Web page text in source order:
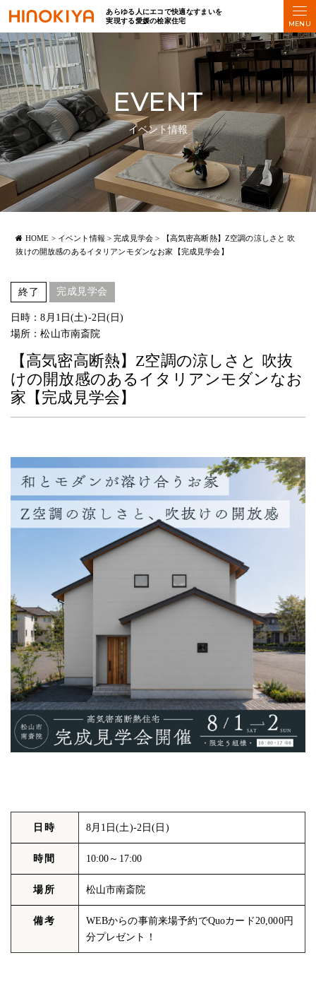
あらゆる人にエコで快適なすまいを
実現する愛媛の桧家住宅
EVENT
イベント情報
HOME > イベント情報 >完成見学会 >
【高気密高断熱】Z空調の涼しさと 吹
抜けの開放感のあるイタリアンモダンなお家【完成見学会】
終了 完成見学会
日時：8月1日(土)-2日(日)
場所：松山市南斎院
【高気密高断熱】Z空調の涼しさと 吹抜
けの開放感のあるイタリアンモダンなお
家【完成見学会】
日時 8月1日(土)-2日(日)
時間 10:00～17:00
場所 松山市南斎院
備考
WEBからの事前来場予約でQuoカード20,000円
分プレゼント！